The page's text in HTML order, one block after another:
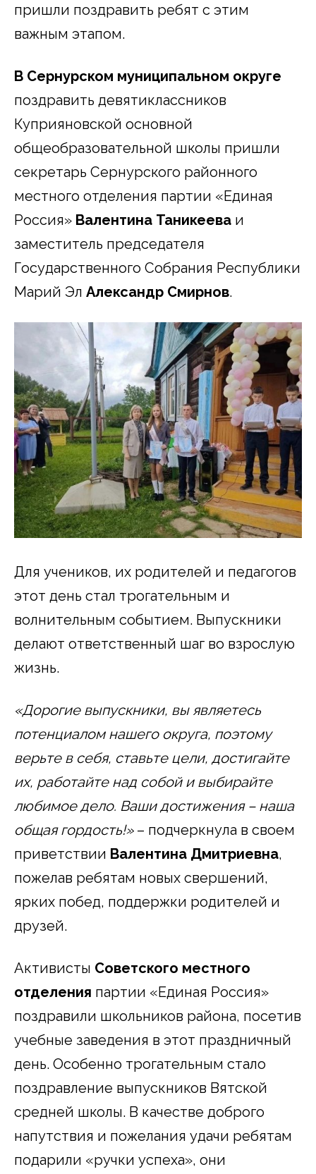
пришли поздравить ребят с этим
важным этапом.
В Сернурском муниципальном округе
поздравить девятиклассников
Куприяновской основной
общеобразовательной школы пришли
секретарь Сернурского районного
местного отделения партии «Единая
Россия» Валентина Таникеева и
заместитель председателя
Государственного Собрания Республики
Марий Эл Александр Смирнов.
Для учеников, их родителей и педагогов
этот день стал трогательным и
волнительным событием. Выпускники
делают ответственный шаг во взрослую
жизнь.
«Дорогие выпускники, вы являетесь
потенциалом нашего округа, поэтому
верьте в себя, ставьте цели, достигайте
их, работайте над собой и выбирайте
любимое дело. Ваши достижения – наша
общая гордость!»– подчеркнула в своем
приветствии Валентина Дмитриевна,
пожелав ребятам новых свершений,
ярких побед, поддержки родителей и
друзей.
Активисты Советского местного
отделения партии «Единая Россия»
поздравили школьников района, посетив
учебные заведения в этот праздничный
день. Особенно трогательным стало
поздравление выпускников Вятской
средней школы. В качестве доброго
напутствия и пожелания удачи ребятам
подарили «ручки успеха», они